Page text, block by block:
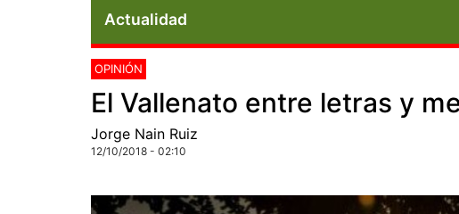
Actualidad
OPINIÓN
El Vallenato entre letras y
Jorge Nain Ruiz
12/10/2018 - 02:10